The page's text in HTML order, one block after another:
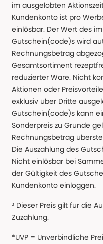
im ausgelobten
Kundenkonto ist pro
einlösbar. Der Wert des
Gutschein(code)s wird
Rechnungsbetrag
Gesamtsortiment
reduzierter Ware. Nicht
Aktionen oder
exklusiv über Dritte
Gutschein(code)s kann
Sonderpreis zu Grunde
Rechnungsbetrag
Die Auszahlung des
Nicht einlösbar bei
der Gültigkeit des
Kundenkonto einloggen.
³ Dieser Preis gilt für die
Zuzahlung.
*UVP = Unverbindliche